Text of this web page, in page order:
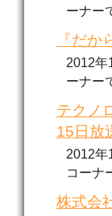
ーナー
『だ
2012年
ーナー
テクノ
15日放
2012年
コーナ
株式会